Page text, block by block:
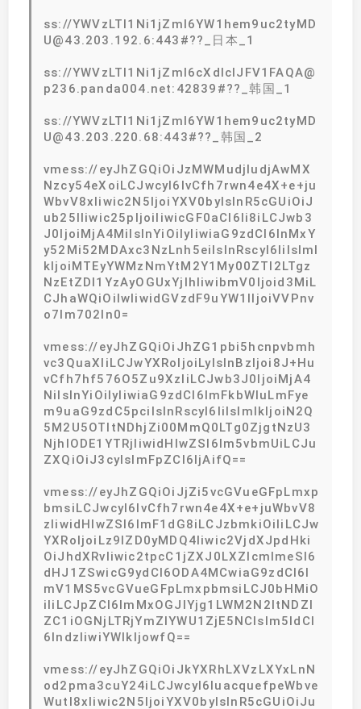
ss://YWVzLTI1Ni1jZmI6YW1hem9uc2tyMD
U@43.203.192.6:443#??_日本_1
ss://YWVzLTI1Ni1jZmI6cXdlclJFV1FAQA@
p236.panda004.net:42839#??_韩国_1
ss://YWVzLTI1Ni1jZmI6YW1hem9uc2tyMD
U@43.203.220.68:443#??_韩国_2
vmess://eyJhZGQiOiJzMWMudjIudjAwMX
Nzcy54eXoiLCJwcyI6IvCfh7rwn4e4X+e+ju
WbvV8xIiwic2N5IjoiYXV0byIsInR5cGUiOiJ
ub25lIiwic25pIjoiIiwicGF0aCI6Ii8iLCJwb3
J0IjoiMjA4MiIsInYiOiIyIiwiaG9zdCI6InMxY
y52Mi52MDAxc3NzLnh5eiIsInRscyI6IiIsIml
kIjoiMTEyYWMzNmYtM2Y1My00ZTI2LTgz
NzEtZDI1YzAyOGUxYjlhIiwibmV0Ijoid3MiL
CJhaWQiOiIwIiwidGVzdF9uYW1lIjoiVVPnv
o7lm702In0=
vmess://eyJhZGQiOiJhZG1pbi5hcnpvbmh
vc3QuaXIiLCJwYXRoIjoiLyIsInBzIjoi8J+Hu
vCfh7hf576O5Zu9XzIiLCJwb3J0IjoiMjA4
NiIsInYiOiIyIiwiaG9zdCI6ImFkbWluLmFye
m9uaG9zdC5pciIsInRscyI6IiIsImlkIjoiN2Q
5M2U5OTItNDhjZi00MmQ0LTg0ZjgtNzU3
NjhlODE1YTRjIiwidHlwZSI6Im5vbmUiLCJu
ZXQiOiJ3cyIsImFpZCI6IjAifQ==
vmess://eyJhZGQiOiJjZi5vcGVueGFpLmxp
bmsiLCJwcyI6IvCfh7rwn4e4X+e+juWbvV8
zIiwidHlwZSI6ImF1dG8iLCJzbmkiOiIiLCJw
YXRoIjoiLz9lZD0yMDQ4Iiwic2VjdXJpdHki
OiJhdXRvIiwic2tpcC1jZXJ0LXZlcmlmeSI6
dHJ1ZSwicG9ydCI6ODA4MCwiaG9zdCI6I
mV1MS5vcGVueGFpLmxpbmsiLCJ0bHMiO
iIiLCJpZCI6ImMxOGJlYjg1LWM2N2ItNDZl
ZC1iOGNjLTRjYmZlYWU1ZjE5NCIsIm5ldCI
6IndzIiwiYWlkIjowfQ==
vmess://eyJhZGQiOiJkYXRhLXVzLXYxLnN
od2pma3cuY24iLCJwcyI6IuacquefpeWbve
Wutl8xIiwic2N5IjoiYXV0byIsInR5cGUiOiJu